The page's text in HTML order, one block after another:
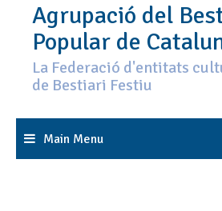
Agrupació del
Popular de
La Federació d'entitats
de Bestiari Festiu
Main Menu